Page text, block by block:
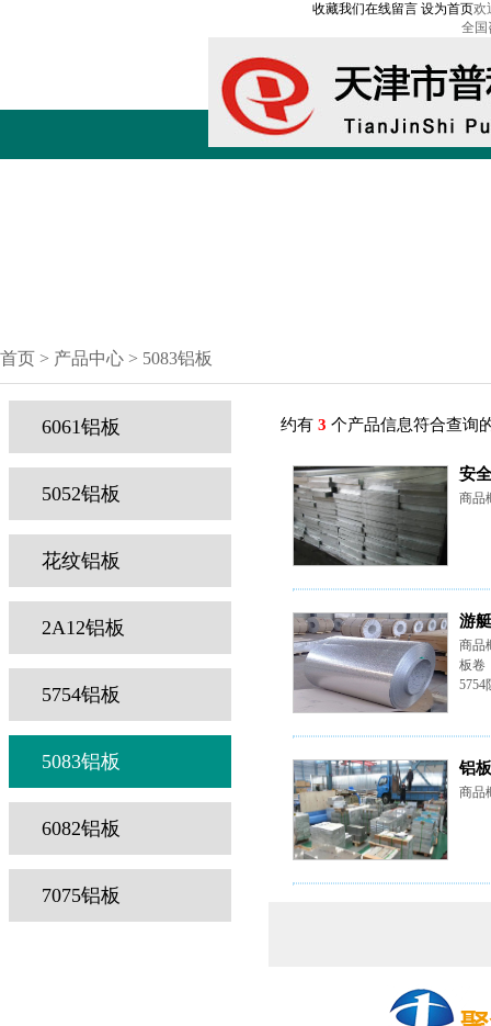
收藏我们在线留言 设为首页欢
全国
首页 > 产品中心 > 5083铝板
6061铝板
5052铝板
花纹铝板
2A12铝板
5754铝板
5083铝板
6082铝板
7075铝板
约有 3 个产品信息符合查询
安
商品
游
商品
板卷
5754
铝
商品